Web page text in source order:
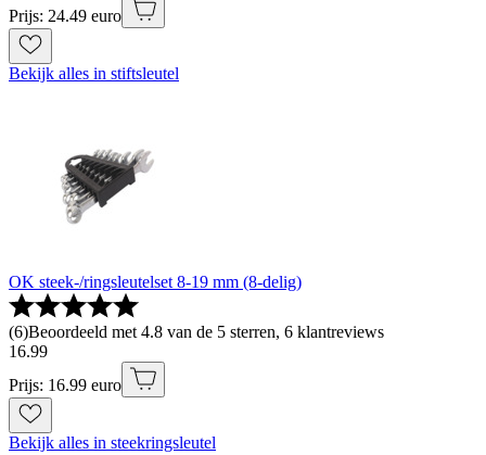
Prijs: 24.49 euro
Bekijk alles in stiftsleutel
OK steek-/ringsleutelset 8-19 mm (8-delig)
(6)Beoordeeld met 4.8 van de 5 sterren, 6 klantreviews
16.99
Prijs: 16.99 euro
Bekijk alles in steekringsleutel